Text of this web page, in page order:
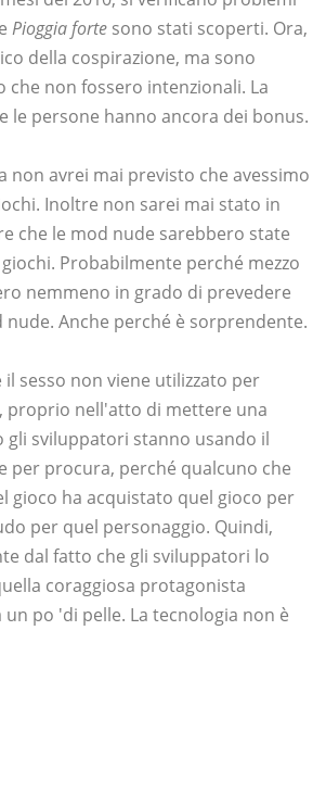
e Pioggia forte sono stati scoperti. Ora,
della cospirazione, ma sono
che non fossero intenzionali. La
le persone hanno ancora dei bonus.
non avrei mai previsto che avessimo
Inoltre non sarei mai stato in
che le mod nude sarebbero state
Probabilmente perché mezzo
nemmeno in grado di prevedere
nude. Anche perché è sorprendente.
il sesso non viene utilizzato per
proprio nell'atto di mettere una
gli sviluppatori stanno usando il
per procura, perché qualcuno che
gioco ha acquistato quel gioco per
per quel personaggio. Quindi,
dal fatto che gli sviluppatori lo
coraggiosa protagonista
po 'di pelle. La tecnologia non è